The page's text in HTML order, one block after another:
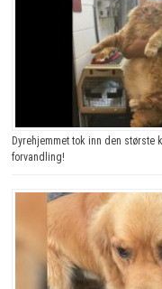
Dyrehjemmet tok inn den
forvandling!